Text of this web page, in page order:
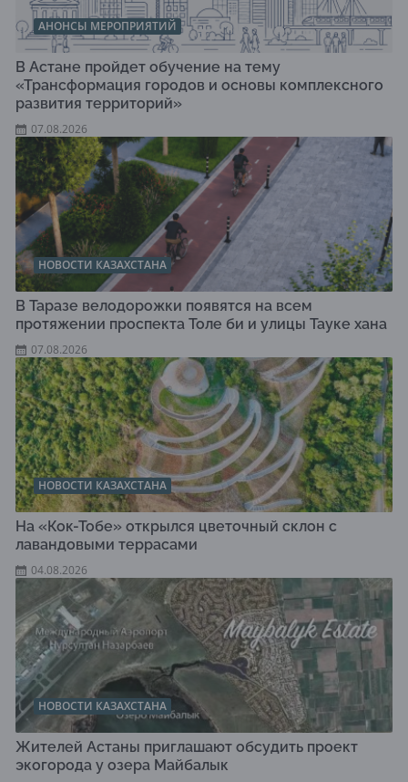
АНОНСЫ МЕРОПРИЯТИЙ
В Астане пройдет обучение на тему
«Трансформация городов и основы комплексного
развития территорий»
07.08.2026
НОВОСТИ КАЗАХСТАНА
В Таразе велодорожки появятся на всем
протяжении проспекта Толе би и улицы Тауке хана
07.08.2026
НОВОСТИ КАЗАХСТАНА
На «Кок-Тобе» открылся цветочный склон с
лавандовыми террасами
04.08.2026
НОВОСТИ КАЗАХСТАНА
Жителей Астаны приглашают обсудить проект
экогорода у озера Майбалык